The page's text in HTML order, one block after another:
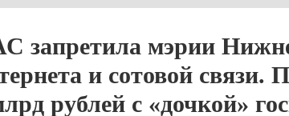
запретила мэрии
и сотовой связи.
рублей с «дочкой»